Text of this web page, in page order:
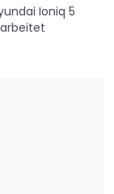
Ioniq 5